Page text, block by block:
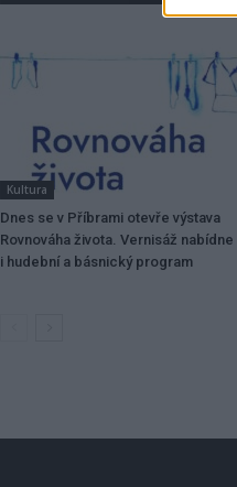
Kultura
Dnes se v Příbrami otevře výstava
Rovnováha života. Vernisáž nabídne
i hudební a básnický program